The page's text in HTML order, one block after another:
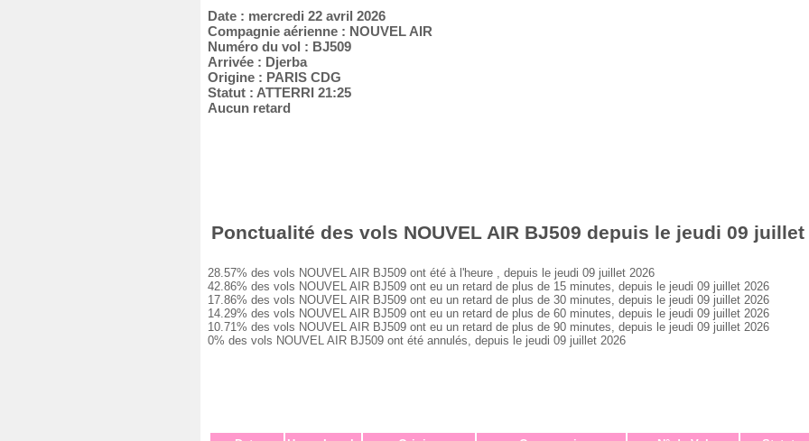
Date : mercredi 22 avril 2026
Compagnie aérienne : NOUVEL AIR
Numéro du vol : BJ509
Arrivée : Djerba
Origine : PARIS CDG
Statut : ATTERRI 21:25
Aucun retard
Ponctualité des vols NOUVEL AIR BJ509 depuis le jeudi 09 juillet
28.57% des vols NOUVEL AIR BJ509 ont été à l'heure , depuis le jeudi 09 juillet 2026
42.86% des vols NOUVEL AIR BJ509 ont eu un retard de plus de 15 minutes, depuis le jeudi 09 juillet 2026
17.86% des vols NOUVEL AIR BJ509 ont eu un retard de plus de 30 minutes, depuis le jeudi 09 juillet 2026
14.29% des vols NOUVEL AIR BJ509 ont eu un retard de plus de 60 minutes, depuis le jeudi 09 juillet 2026
10.71% des vols NOUVEL AIR BJ509 ont eu un retard de plus de 90 minutes, depuis le jeudi 09 juillet 2026
0% des vols NOUVEL AIR BJ509 ont été annulés, depuis le jeudi 09 juillet 2026